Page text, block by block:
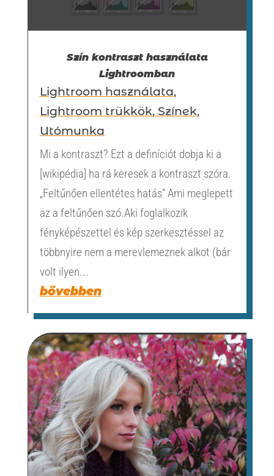
Szín kontraszt használata
Lightroomban
Lightroom használata,
Lightroom trükkök, Színek,
Utómunka
Mi a kontraszt? Ezt a definíciót dobja ki a
[wikipédia] ha rá keresek a kontraszt szóra.
„Feltűnően ellentétes hatás” Ami meglepett
az a feltűnően szó.Aki foglalkozik
fényképészettel és kép szerkesztéssel az
többnyire nem a merevlemeznek alkot (bár
volt ilyen...
bővebben